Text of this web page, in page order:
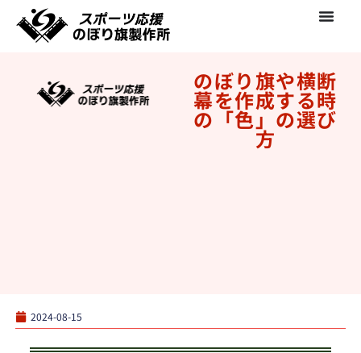
のぼり旗や横断
幕を作成する時
の「色」の選び
方
2024-08-15